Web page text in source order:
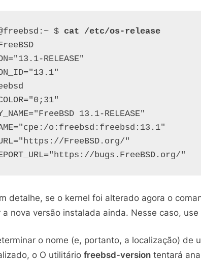
$ cat /etc/os-release
RELEASE"
13.1-RELEASE"
o:freebsd:freebsd:13.1"
FreeBSD.org/"
detalhe, se o kernel foi alterado agora o
a nova versão instalada ainda. Nesse caso, use
o nome (e, portanto, a localização) de
o O utilitáriofreebsd-version tentará